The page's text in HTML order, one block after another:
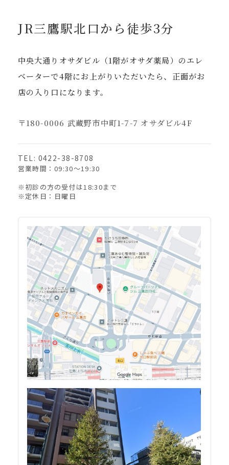
JR三鷹駅北口から徒歩3分
中央大通りオサダビル（1階がオサダ薬局）のエレ
ベーターで4階にお上がりいただいたら、正面がお
店の入り口になります。
〒180-0006 武蔵野市中町1-7-7 オサダビル4F
TEL: 0422-38-8708
営業時間：09:30〜19:30
※初診の方の受付は18:30まで
※定休日：日曜日